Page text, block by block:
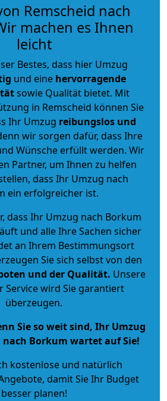
Remscheid nach
machen es Ihnen
leicht
Bestes, dass hier Umzug
und eine hervorragende
sowie Qualität bietet. Mit
in Remscheid können Sie
Ihr Umzug reibungslos und
wir sorgen dafür, dass Ihre
Wünsche erfüllt werden. Wir
Partner, um Ihnen zu helfen
dass Ihr Umzug nach
ein erfolgreicher ist.
dass Ihr Umzug nach Borkum
und alle Ihre Sachen sicher
an Ihrem Bestimmungsort
Sie sich selbst von den
und der Qualität. Unsere
Service wird Sie garantiert
überzeugen.
Sie so weit sind, Ihr Umzug
nach Borkum wartet auf Sie!
kostenlose und natürlich
, damit Sie Ihr Budget
besser planen!